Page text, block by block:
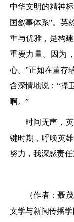
中华文明的精神
国叙事体系”。英
重与优雅，是构
重要力量。因为
心。”正如在董存
含深情地说：“捍
啊。”
时间无声，
键时期，呼唤英
努力，我深感责任
（作者：聂
文学与新闻传播学